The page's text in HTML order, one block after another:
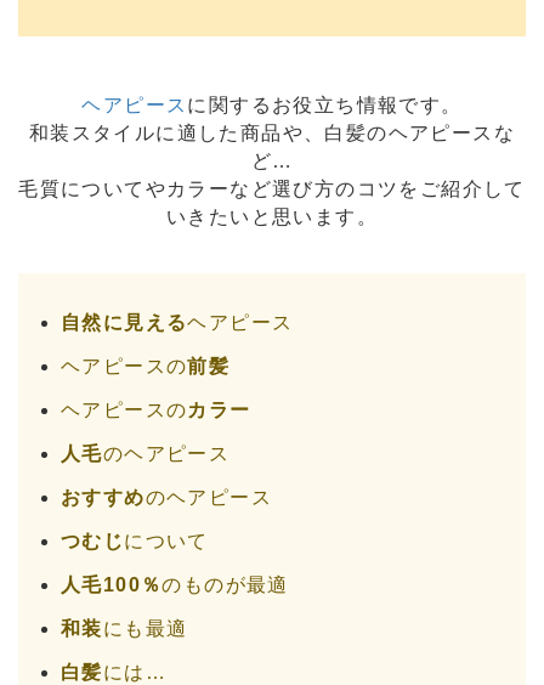
ヘアピース に関するお役立ち情報です。
和装スタイルに適した商品や、白髪のヘアピースな
ど…
毛質についてやカラーなど選び方のコツをご紹介して
いきたいと思います。
自然に見えるヘアピース
ヘアピースの前髪
ヘアピースのカラー
人毛のヘアピース
おすすめのヘアピース
つむじについて
人毛100％のものが最適
和装にも最適
白髪には…